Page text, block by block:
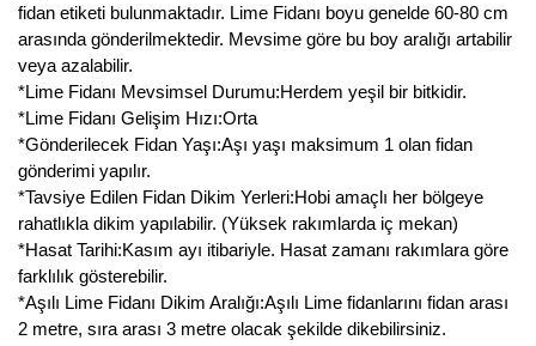
fidan etiketi bulunmaktadır. Lime Fidanı boyu genelde 60-80 cm
arasında gönderilmektedir. Mevsime göre bu boy aralığı artabilir
veya azalabilir.
*Lime Fidanı Mevsimsel Durumu:Herdem yeşil bir bitkidir.
*Lime Fidanı Gelişim Hızı:Orta
*Gönderilecek Fidan Yaşı:Aşı yaşı maksimum 1 olan fidan
gönderimi yapılır.
*Tavsiye Edilen Fidan Dikim Yerleri:Hobi amaçlı her bölgeye
rahatlıkla dikim yapılabilir. (Yüksek rakımlarda iç mekan)
*Hasat Tarihi:Kasım ayı itibariyle. Hasat zamanı rakımlara göre
farklılık gösterebilir.
*Aşılı Lime Fidanı Dikim Aralığı:Aşılı Lime fidanlarını fidan arası
2 metre, sıra arası 3 metre olacak şekilde dikebilirsiniz.